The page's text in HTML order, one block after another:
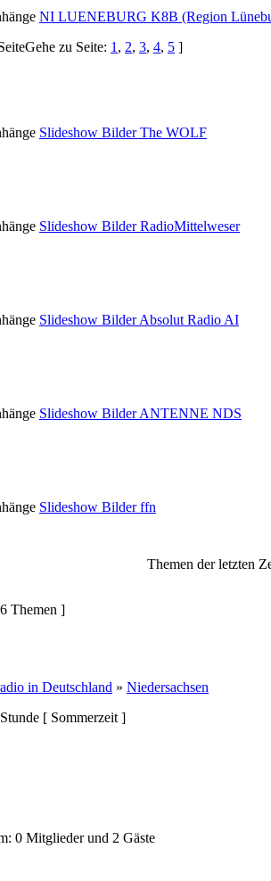
NI LUENEBURG K8B (Region
Gehe zu Seite: 1 , 2, 3, 4, 5 ]
Slideshow Bilder The WOLF
Slideshow Bilder RadioMittelweser
Slideshow Bilder Absolut Radio AI
Slideshow Bilder ANTENNE NDS
Slideshow Bilder ffn
Themen der letzten
Themen ]
in Deutschland » Niedersachsen
[ Sommerzeit ]
0 Mitglieder und 2 Gäste